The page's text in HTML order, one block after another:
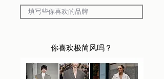
你喜欢极简风吗？